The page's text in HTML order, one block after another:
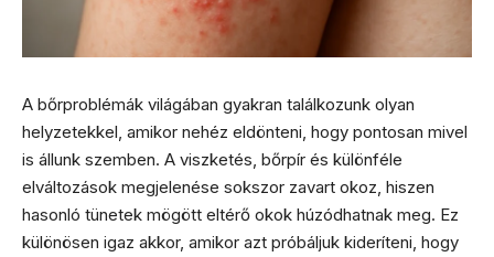
A bőrproblémák világában gyakran találkozunk olyan
helyzetekkel, amikor nehéz eldönteni, hogy pontosan mivel
is állunk szemben. A viszketés, bőrpír és különféle
elváltozások megjelenése sokszor zavart okoz, hiszen
hasonló tünetek mögött eltérő okok húzódhatnak meg. Ez
különösen igaz akkor, amikor azt próbáljuk kideríteni, hogy